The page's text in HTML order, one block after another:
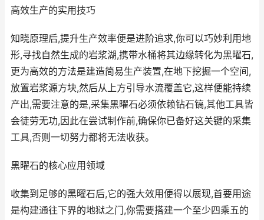
高效生产的实用技巧
知晓原理后,提升生产效率便是进阶追求,你可以巧妙利用地
形,寻找自然生成的岩浆湖,携带水桶将其边缘转化为黑曜石,
更为高效的方法是建造简易生产装置,在地下挖掘一个空间,
放置岩浆源方块,然后从上方引导水流覆盖它,这样便能持续
产出,需要注意的是,采集黑曜石必须依赖钻石镐,其他工具皆
会徒劳无功,因此在尝试制作前,确保你已备好这关键的采集
工具,否则一切努力都将无法收获。
黑曜石的核心应用领域
收集到足够的黑曜石后,它的强大效用便得以展现,首要用途
是构建通往下界的地狱之门,你需要搭建一个至少四乘五的